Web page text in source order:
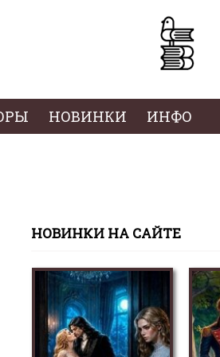
НОВИНКИ ИНФО
НОВИНКИ НА САЙТЕ